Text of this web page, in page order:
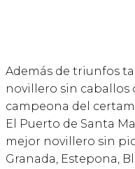
Además de triunfos
novillero sin caballos
campeona del
El Puerto de Santa
mejor novillero sin
Granada, Estepona,